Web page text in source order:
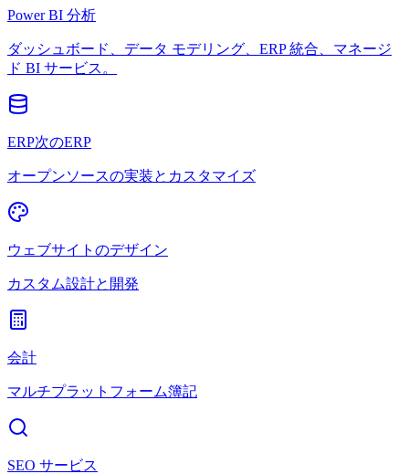
Power BI 分析
ダッシュボード、データ モデリング、ERP 統合、マネージ
ド BI サービス。
ERP次のERP
オープンソースの実装とカスタマイズ
ウェブサイトのデザイン
カスタム設計と開発
会計
マルチプラットフォーム簿記
SEO サービス